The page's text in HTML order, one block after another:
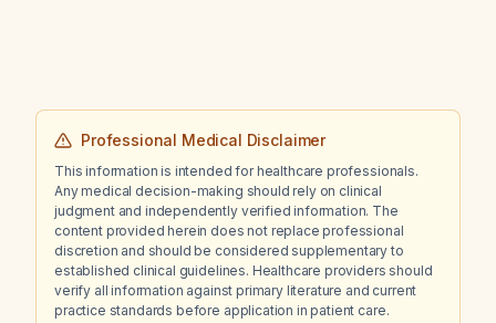
Professional Medical Disclaimer
This information is intended for healthcare professionals.
Any medical decision-making should rely on clinical
judgment and independently verified information. The
content provided herein does not replace professional
discretion and should be considered supplementary to
established clinical guidelines. Healthcare providers should
verify all information against primary literature and current
practice standards before application in patient care.